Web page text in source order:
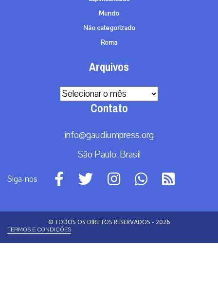
Mundo
Não categorizado
Roma
Arquivos
Arquivos
Contato
info@gaudiumpress.org
São Paulo, Brasil
Siga-nos
© TODOS OS DIREITOS RESERVADOS - 2026
TERMOS E CONDIÇÕES